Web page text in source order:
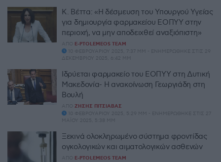
Κ. Βέττα: «Η δέσμευση του Υπουργού Υγείας
για δημιουργία φαρμακείου ΕΟΠΥΥ στην
περιοχή, να μην αποδειχθεί αναξιόπιστη»
ΑΠΌ E-PTOLEMEOS TEAM
10 ΦΕΒΡΟΥΑΡΊΟΥ 2025, 7:37 ΜΜ - ΕΝΗΜΕΡΏΘΗΚΕ ΣΤΙΣ 29
ΔΕΚΕΜΒΡΊΟΥ 2025, 6:42 ΜΜ
Ιδρύεται φαρμακείο του ΕΟΠΥΥ στη Δυτική
Μακεδονία- Η ανακοίνωση Γεωργιάδη στη
Βουλή
ΑΠΌ ΖΉΣΗΣ ΠΙΤΣΙΆΒΑΣ
10 ΦΕΒΡΟΥΑΡΊΟΥ 2025, 5:29 ΜΜ - ΕΝΗΜΕΡΏΘΗΚΕ ΣΤΙΣ 27
ΜΑΪ́ΟΥ 2025, 5:38 ΜΜ
Ξεκινά ολοκληρωμένο σύστημα φροντίδας
ογκολογικών και αιματολογικών ασθενών
ΑΠΌ E-PTOLEMEOS TEAM